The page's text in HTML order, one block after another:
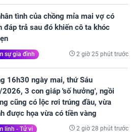
tình của chồng mỉa mai vợ có
đáp trả sau đó khiến cô ta khóc
sự gia đình 2 giờ 25 phút trước
16h30 ngày mai, thứ Sáu
3 con giáp 'số hưởng', ngồi
cũng có lộc rơi trúng đầu, vừa
được họa vừa có tiền vàng
linh - Tử vi 2 giờ 28 phút trước